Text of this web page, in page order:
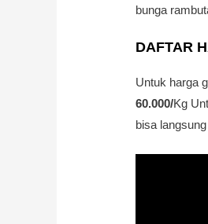
bunga
DAFTAR
Untuk harga
60.000/Kg
bisa